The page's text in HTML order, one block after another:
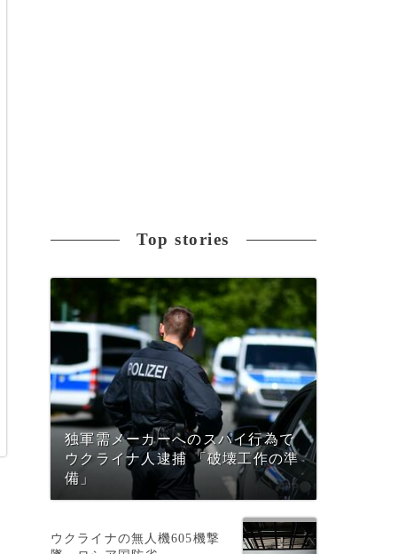
Top stories
独軍需メーカーへのスパイ行為で
ウクライナ人逮捕 「破壊工作の準
備」
ウクライナの無人機605機撃